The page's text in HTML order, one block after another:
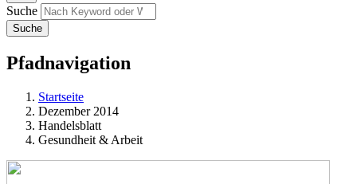
Suche
Suche
Pfadnavigation
Startseite
Dezember 2014
Handelsblatt
Gesundheit & Arbeit